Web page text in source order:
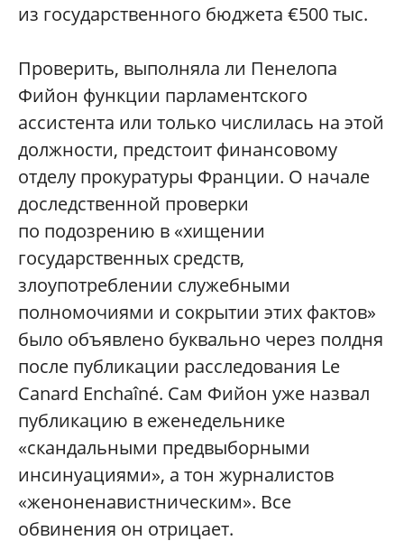
из государственного бюджета €500 тыс.
Проверить, выполняла ли Пенелопа
Фийон функции парламентского
ассистента или только числилась на этой
должности, предстоит финансовому
отделу прокуратуры Франции. О начале
доследственной проверки
по подозрению в «хищении
государственных средств,
злоупотреблении служебными
полномочиями и сокрытии этих фактов»
было объявлено буквально через полдня
после публикации расследования Le
Canard Enchaîné. Cам Фийон уже назвал
публикацию в еженедельнике
«скандальными предвыборными
инсинуациями», а тон журналистов
«женоненавистническим». Все
обвинения он отрицает.